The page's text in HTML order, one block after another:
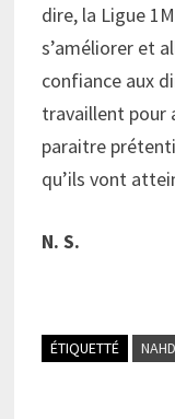
dire, la Ligue
s’améliorer et
confiance aux
travaillent pour
paraitre
qu’ils vont
N. S.
ÉTIQUETTÉ NAHD